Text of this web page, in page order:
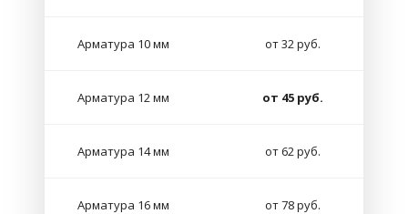
Арматура 10 мм от 32 руб.
Арматура 12 мм от 45 руб.
Арматура 14 мм от 62 руб.
Арматура 16 мм от 78 руб.